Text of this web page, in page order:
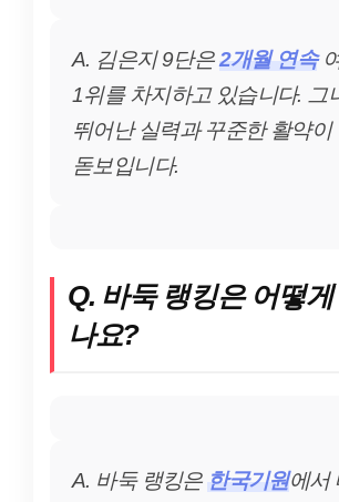
A. 김은지 9단은2개월 연속
1위를 차지하고 있습니다. 그
뛰어난 실력과 꾸준한 활약이
돋보입니다.
Q. 바둑 랭킹은 어떻
나요?
A. 바둑 랭킹은한국기원에서